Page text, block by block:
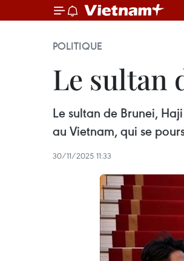
POLITIQUE
Le sultan
Le sultan de Brunei,
au Vietnam, qui se
30/11/2025 11:33